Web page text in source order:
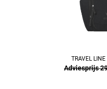
TRAVEL
Adviesprijs